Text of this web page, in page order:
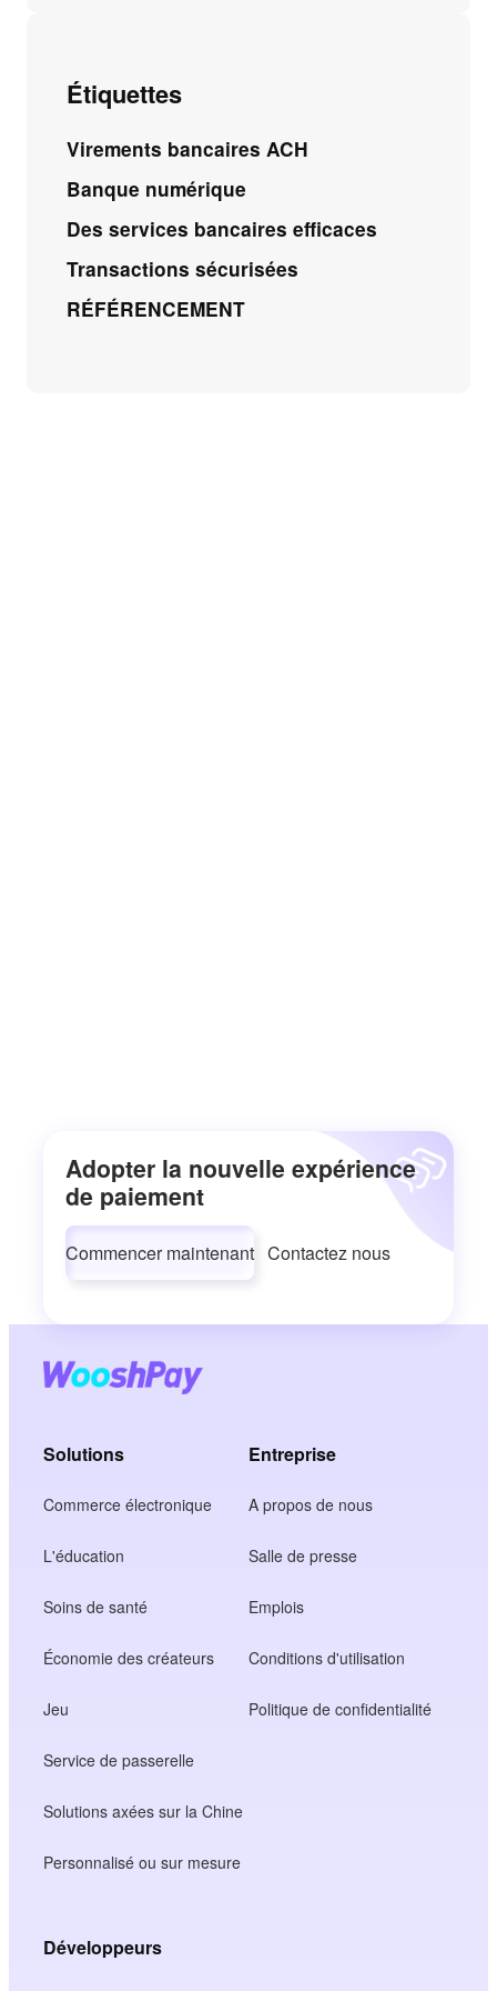
Étiquettes
Virements bancaires ACH
Banque numérique
Des services bancaires efficaces
Transactions sécurisées
RÉFÉRENCEMENT
Adopter la nouvelle expérience
de paiement
Commencer maintenant Contactez nous
Solutions
Commerce électronique
L'éducation
Soins de santé
Économie des créateurs
Jeu
Service de passerelle
Solutions axées sur la Chine
Personnalisé ou sur mesure
Entreprise
A propos de nous
Salle de presse
Emplois
Conditions d'utilisation
Politique de confidentialité
Développeurs